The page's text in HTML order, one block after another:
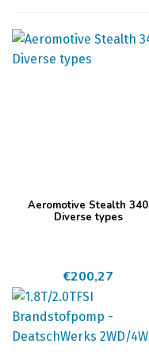
product
variaties.
Deze
optie
kan
Aeromotive Stealth 340
Diverse types
€200,27